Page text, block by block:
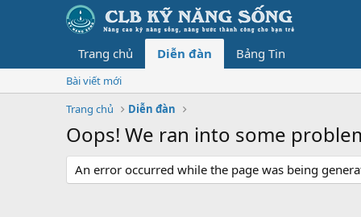
Trang chủ Diễn đàn Bảng Tin
Bài viết mới
Trang chủ
Diễn đàn
Oops! We ran into some
An error occurred while the page was being